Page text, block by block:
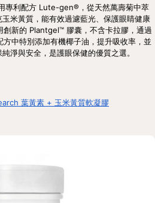
專利配方 Lute-gen®，從天然萬壽菊中萃
米黃質，能有效過濾藍光、保護眼睛健康
創新的 Plantgel™ 膠囊，不含卡拉膠，通過
中特別添加有機椰子油，提升吸收率，並
淨與安全，是護眼保健的優質之選。
葉黃素 + 玉米黃質軟凝膠